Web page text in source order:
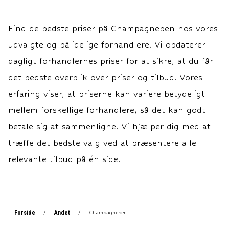
Find de bedste priser på Champagneben hos vores
udvalgte og pålidelige forhandlere. Vi opdaterer
dagligt forhandlernes priser for at sikre, at du får
det bedste overblik over priser og tilbud. Vores
erfaring viser, at priserne kan variere betydeligt
mellem forskellige forhandlere, så det kan godt
betale sig at sammenligne. Vi hjælper dig med at
træffe det bedste valg ved at præsentere alle
relevante tilbud på én side.
Forside / Andet / Champagneben